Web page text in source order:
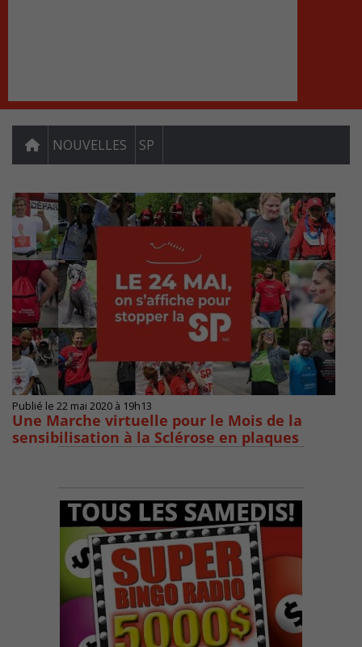
NOUVELLES SP
Publié le 22 mai 2020 à 19h13
Une Marche virtuelle pour le Mois de la
sensibilisation à la Sclérose en plaques